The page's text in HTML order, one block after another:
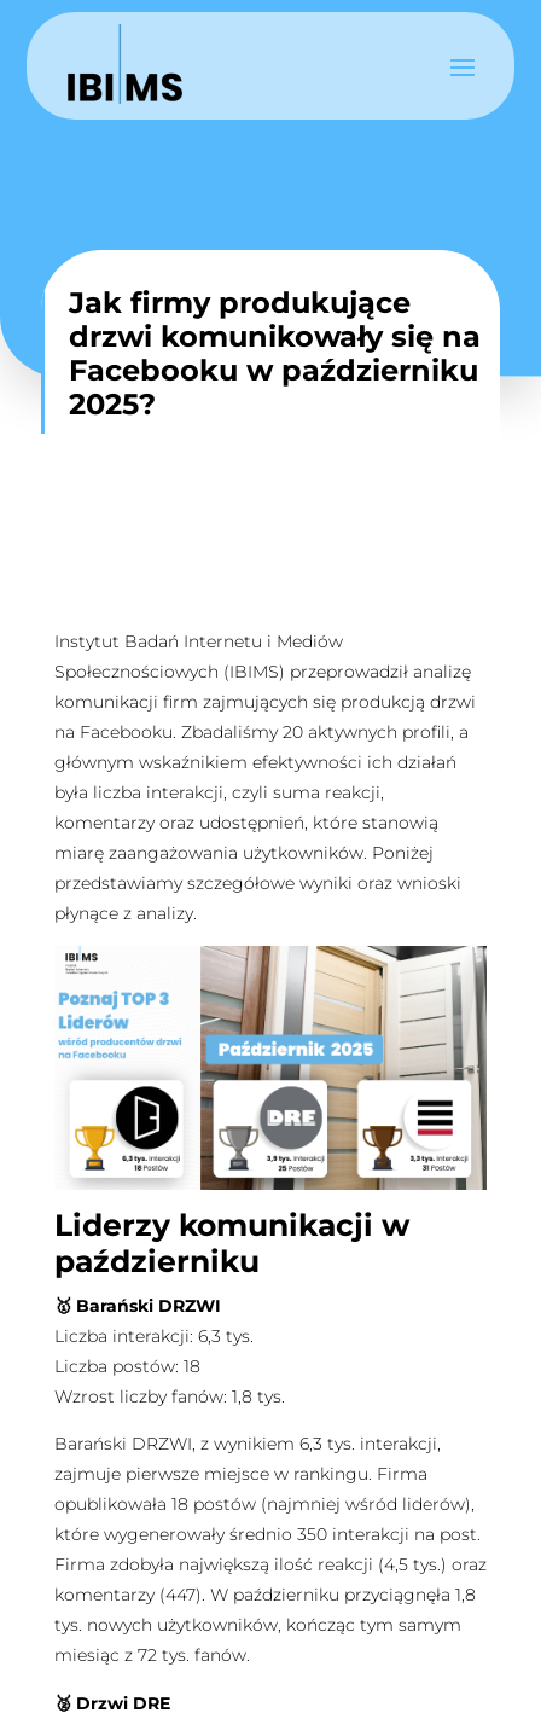
Jak firmy produkujące
drzwi komunikowały się na
Facebooku w październiku
2025?
Instytut Badań Internetu i Mediów
Społecznościowych (IBIMS) przeprowadził analizę
komunikacji firm zajmujących się produkcją drzwi
na Facebooku. Zbadaliśmy 20 aktywnych profili, a
głównym wskaźnikiem efektywności ich działań
była liczba interakcji, czyli suma reakcji,
komentarzy oraz udostępnień, które stanowią
miarę zaangażowania użytkowników. Poniżej
przedstawiamy szczegółowe wyniki oraz wnioski
płynące z analizy.
Liderzy komunikacji w
październiku
🥇 Barański DRZWI
Liczba interakcji: 6,3 tys.
Liczba postów: 18
Wzrost liczby fanów: 1,8 tys.
Barański DRZWI, z wynikiem 6,3 tys. interakcji,
zajmuje pierwsze miejsce w rankingu. Firma
opublikowała 18 postów (najmniej wśród liderów),
które wygenerowały średnio 350 interakcji na post.
Firma zdobyła największą ilość reakcji (4,5 tys.) oraz
komentarzy (447). W październiku przyciągnęła 1,8
tys. nowych użytkowników, kończąc tym samym
miesiąc z 72 tys. fanów.
🥈 Drzwi DRE